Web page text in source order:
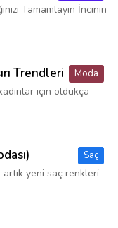
Tamamlayın İncinin
Moda
Trendleri
için oldukça
Saç
artık yeni saç renkleri